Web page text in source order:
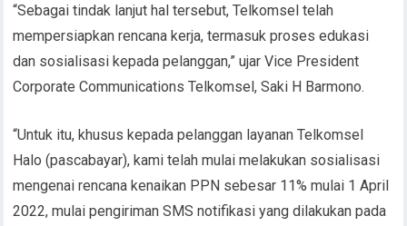
“Sebagai tindak lanjut hal tersebut, Telkomsel telah
mempersiapkan rencana kerja, termasuk proses edukasi
dan sosialisasi kepada pelanggan,” ujar Vice President
Corporate Communications Telkomsel, Saki H Barmono.
“Untuk itu, khusus kepada pelanggan layanan Telkomsel
Halo (pascabayar), kami telah mulai melakukan sosialisasi
mengenai rencana kenaikan PPN sebesar 11% mulai 1 April
2022, mulai pengiriman SMS notifikasi yang dilakukan pada